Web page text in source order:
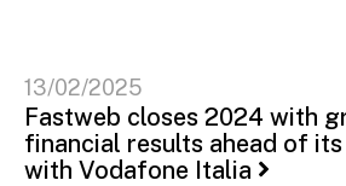
13/02/2025
Fastweb closes 2024 with
financial results ahead of
with Vodafone Italia